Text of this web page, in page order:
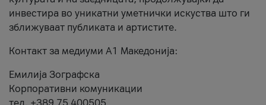
инвестира во уникатни уметнички искуства што ги
зближуваат публиката и артистите.
Контакт за медиуми А1 Македонија:
Емилија Зографска
Корпоративни комуникации
тел. +389 75 400505